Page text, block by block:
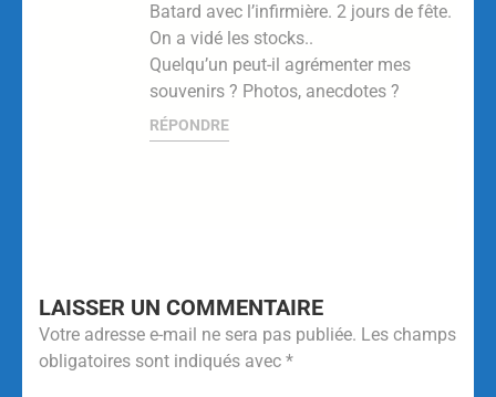
Batard avec l’infirmière. 2 jours de fête.
On a vidé les stocks..
Quelqu’un peut-il agrémenter mes
souvenirs ? Photos, anecdotes ?
RÉPONDRE
LAISSER UN COMMENTAIRE
Votre adresse e-mail ne sera pas publiée. Les champs
obligatoires sont indiqués avec *